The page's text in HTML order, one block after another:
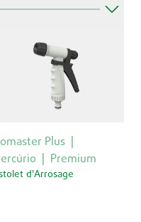
Plus
Premium
d'Arrosage